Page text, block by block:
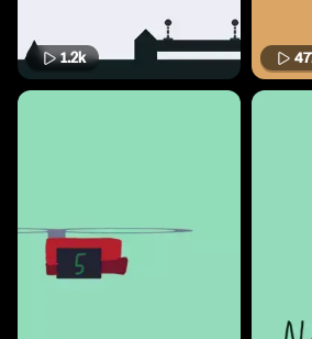
1.2k